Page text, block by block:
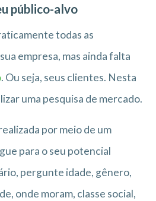
público-alvo
todas as
empresa, mas ainda falta
. Ou seja, seus clientes. Nesta
uma pesquisa de mercado.
por meio de um
para o seu potencial
pergunte idade, gênero,
onde moram, classe social,